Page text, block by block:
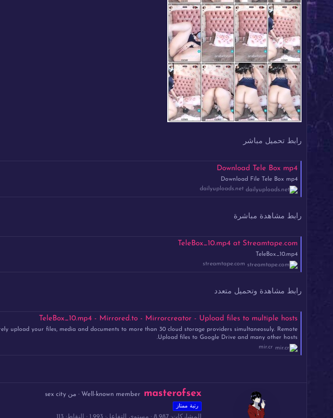
رابط تحميل مباشر
Download Tele Box mp4
Download File Tele Box mp4
dailyuploads.net
رابط مشاهدة مباشرة
TeleBox_10.mp4 at Streamtape.com
TeleBox_10.mp4
streamtape.com
رابط مشاهدة وتحميل متعدد
TeleBox_10.mp4 - Mirrored.to - Mirrorcreator - Upload files to multiple hosts
upload your files, media and documents to more than 30 cloud storage providers simultaneosuly. Remote
Upload files to Google Drive and many other hosts.
mir.cr
ك
ب
masterofsex
Well-known member
· من sex city
رتبة ممتاز